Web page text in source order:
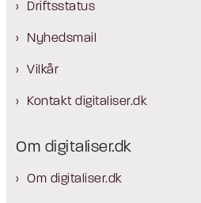
Driftsstatus
Nyhedsmail
Vilkår
Kontakt digitaliser.dk
Om digitaliser.dk
Om digitaliser.dk